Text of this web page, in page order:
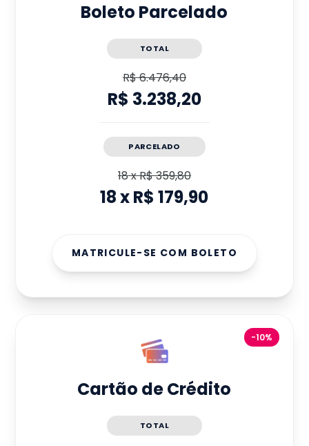
Boleto Parcelado
TOTAL
R$ 6.476,40
R$ 3.238,20
PARCELADO
18xR$ 359,80
18xR$ 179,90
MATRICULE-SE COM BOLETO
-10%
Cartão de Crédito
TOTAL